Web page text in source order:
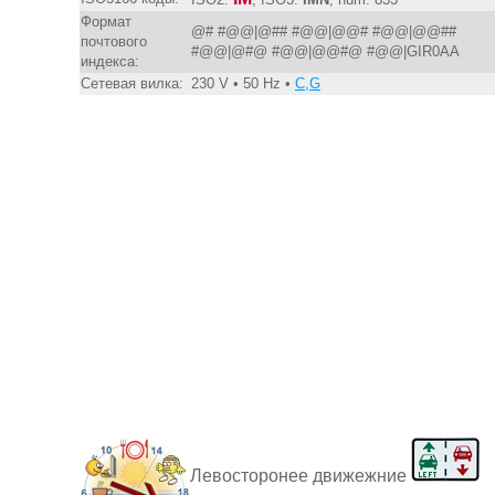
Формат
почтового
индекса:
@# #@@|@## #@@|@@# #@@|@@##
#@@|@#@ #@@|@@#@ #@@|GIR0AA
Сетевая вилка: 230 V • 50 Hz • C,G
Левосторонее движежние